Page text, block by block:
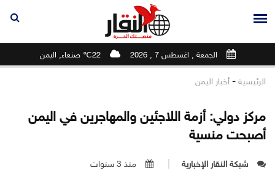
الجمعة , اغسطس 7 , 2026 22℃ صنعاء, اليمن
الرئيسية - أخبار اليمن
مركز دولي: أزمة اللاجئين والمهاجرين في اليمن
أصبحت منسية
شبكة النقار الإخبارية منذ 3 سنوات